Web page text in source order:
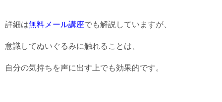
詳細は無料メール講座でも解説していますが、
意識してぬいぐるみに触れることは、
自分の気持ちを声に出す上でも効果的です。